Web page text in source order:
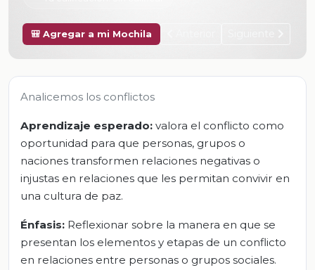
🎒 Agregar a mi Mochila
Analicemos los conflictos
Aprendizaje esperado: valora el conflicto como
oportunidad para que personas, grupos o
naciones transformen relaciones negativas o
injustas en relaciones que les permitan convivir en
una cultura de paz.
Énfasis: Reflexionar sobre la manera en que se
presentan los elementos y etapas de un conflicto
en relaciones entre personas o grupos sociales.